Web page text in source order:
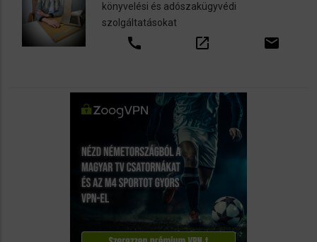
könyvelési és adószakügyvédi
szolgáltatásokat
call open_in_new email